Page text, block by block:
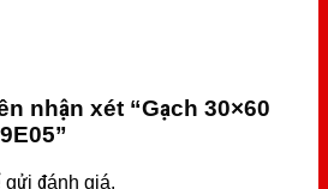
nhận xét “Gạch 30×60
gửi đánh giá.